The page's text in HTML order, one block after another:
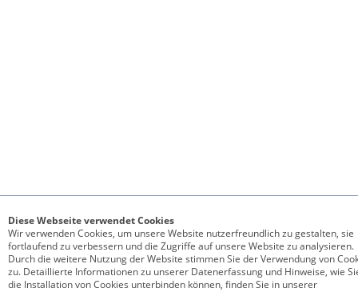
Diese Webseite verwendet Cookies
Wir verwenden Cookies, um unsere Website nutzerfreundlich zu gestalten, sie
fortlaufend zu verbessern und die Zugriffe auf unsere Website zu analysieren.
Durch die weitere Nutzung der Website stimmen Sie der Verwendung von
zu. Detaillierte Informationen zu unserer Datenerfassung und Hinweise, wie
die Installation von Cookies unterbinden können, finden Sie in unserer